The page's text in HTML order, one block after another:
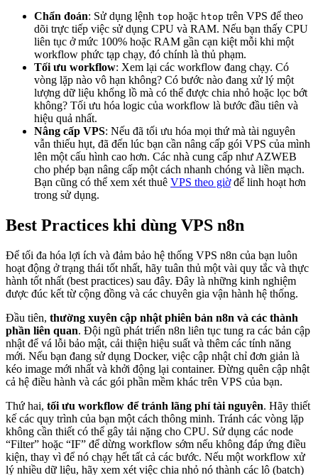
Chẩn đoán: Sử dụng lệnh top hoặc htop trên VPS để theo
dõi trực tiếp việc sử dụng CPU và RAM. Nếu bạn thấy CPU
liên tục ở mức 100% hoặc RAM gần cạn kiệt mỗi khi một
workflow phức tạp chạy, đó chính là thủ phạm.
Tối ưu workflow: Xem lại các workflow đang chạy. Có
vòng lặp nào vô hạn không? Có bước nào đang xử lý một
lượng dữ liệu khổng lồ mà có thể được chia nhỏ hoặc lọc bớt
không? Tối ưu hóa logic của workflow là bước đầu tiên và
hiệu quả nhất.
Nâng cấp VPS: Nếu đã tối ưu hóa mọi thứ mà tài nguyên
vẫn thiếu hụt, đã đến lúc bạn cần nâng cấp gói VPS của mình
lên một cấu hình cao hơn. Các nhà cung cấp như AZWEB
cho phép bạn nâng cấp một cách nhanh chóng và liền mạch.
Bạn cũng có thể xem xét thuê VPS theo giờđể linh hoạt hơn
trong sử dụng.
Best Practices khi dùng VPS n8n
Để tối đa hóa lợi ích và đảm bảo hệ thống VPS n8n của bạn luôn
hoạt động ở trạng thái tốt nhất, hãy tuân thủ một vài quy tắc và thực
hành tốt nhất (best practices) sau đây. Đây là những kinh nghiệm
được đúc kết từ cộng đồng và các chuyên gia vận hành hệ thống.
Đầu tiên, thường xuyên cập nhật phiên bản n8n và các thành
phần liên quan. Đội ngũ phát triển n8n liên tục tung ra các bản cập
nhật để vá lỗi bảo mật, cải thiện hiệu suất và thêm các tính năng
mới. Nếu bạn đang sử dụng Docker, việc cập nhật chỉ đơn giản là
kéo image mới nhất và khởi động lại container. Đừng quên cập nhật
cả hệ điều hành và các gói phần mềm khác trên VPS của bạn.
Thứ hai, tối ưu workflow để tránh lãng phí tài nguyên. Hãy thiết
kế các quy trình của bạn một cách thông minh. Tránh các vòng lặp
không cần thiết có thể gây tải nặng cho CPU. Sử dụng các node
“Filter” hoặc “IF” để dừng workflow sớm nếu không đáp ứng điều
kiện, thay vì để nó chạy hết tất cả các bước. Nếu một workflow xử
lý nhiều dữ liệu, hãy xem xét việc chia nhỏ nó thành các lô (batch)